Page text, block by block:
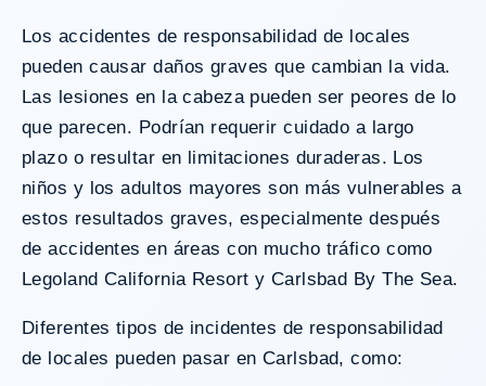
Los accidentes de responsabilidad de locales
pueden causar daños graves que cambian la vida.
Las lesiones en la cabeza pueden ser peores de lo
que parecen. Podrían requerir cuidado a largo
plazo o resultar en limitaciones duraderas. Los
niños y los adultos mayores son más vulnerables a
estos resultados graves, especialmente después
de accidentes en áreas con mucho tráfico como
Legoland California Resort y Carlsbad By The Sea.
Diferentes tipos de incidentes de responsabilidad
de locales pueden pasar en Carlsbad, como: